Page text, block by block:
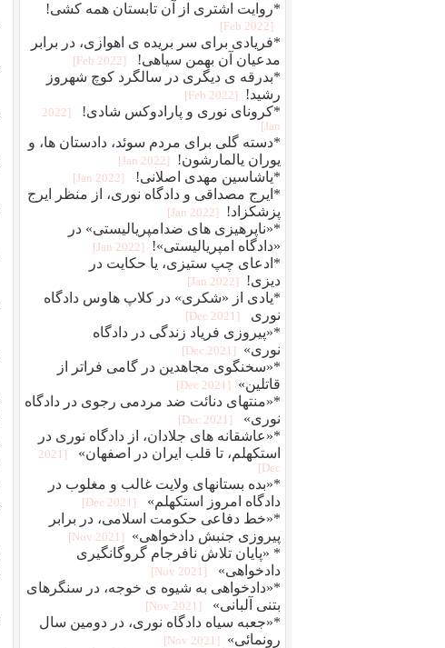
*روایت اشتری از آن تابستان همه کشی!
[2022 Feb]
*فریادی برای سر بریده ی اهوازی، در برابر
مدعیان آن بهمن سیاهی!
[2022 Feb]
*بدرقه ی دیگری در سالگرد کوچ شهروز
رشید!
[2022 Feb]
*کرونای نوری و پارادوکس شادی!
[2022
Jan]
*دسته گلی برای مردم سوئد، دادستان ها، و
یوران یالمارشون!
[2022 Jan]
*یاشاسین مهدی اصلانی! [2022 Jan]
*ایرج مصداقی و دادگاه نوری، از منظر ایرج
پزشکزاد!
[2022 Jan]
*«ناپرهیزی های ضدامپریالیستی» در
«دادگاه امپریالیستی»!
[2022 Jan]
*ادعای چپ ستیزی، یا حکایت در
دیزی!
[2022 Jan]
*یادی از «شکری» در کلاپ هاوس دادگاه
نوری
[2021 Dec]
*«پیروزی فریاد زندگی در دادگاه
نوری»
[2021 Dec]
*«سخنگوی مجاهدین در گامی فراتر از
قاتلین»
[2021 Dec]
*«منتهای دنائت ضد مردمی رجوی در دادگاه
نوری»
[2021 Dec]
*«عاشقانه های جلادان، از دادگاه نوری در
استکهلم، تا قلب ایران در اصفهان»
[2021
Dec]
*«بده بستانهای ولایت غالب و مغلوب در
دادگاه امروز استکهلم»
[2021 Dec]
*«خط دفاعی حکومت اسلامی، در برابر
پیروزی جنبش دادخواهی»
[2021 Nov]
* «پایان تلاش نافرجام گروگانگیری
دادخواهی»
[2021 Nov]
*«دادخواهی به شیوه ی خوجه، در سنگرهای
بتنی آلبانی»
[2021 Nov]
*«جعبه سیاه دادگاه نوری، در دومین سال
رونمائی»
[2021 Nov]